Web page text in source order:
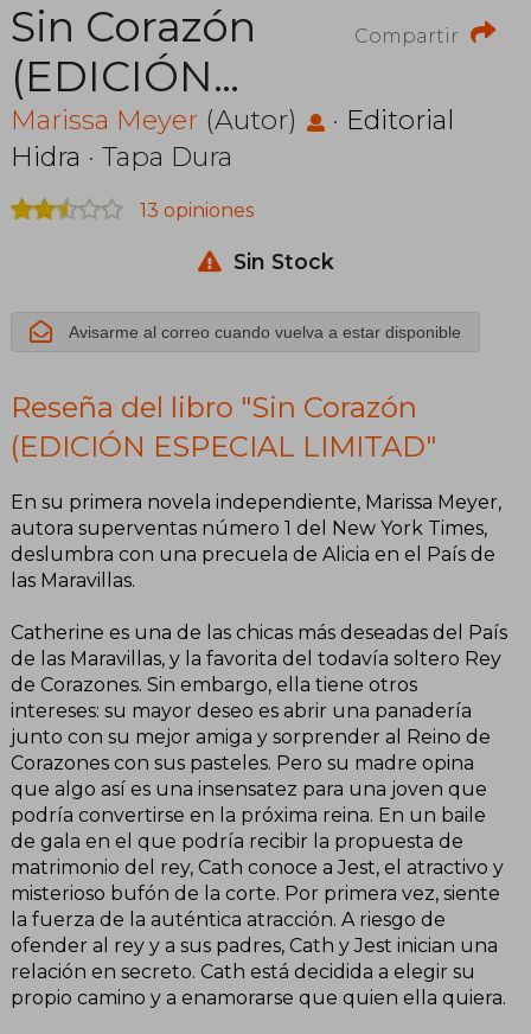
Compartir
Sin Corazón
(EDICIÓN
ESPECIAL
LIMITAD
Marissa Meyer (Autor) · Editorial
Hidra · Tapa Dura
13 opiniones
Sin Stock
Avisarme al correo cuando vuelva a estar disponible
Reseña del libro "Sin Corazón
(EDICIÓN ESPECIAL LIMITAD"
En su primera novela independiente, Marissa Meyer,
autora superventas número 1 del New York Times,
deslumbra con una precuela de Alicia en el País de
las Maravillas.
Catherine es una de las chicas más deseadas del País
de las Maravillas, y la favorita del todavía soltero Rey
de Corazones. Sin embargo, ella tiene otros
intereses: su mayor deseo es abrir una panadería
junto con su mejor amiga y sorprender al Reino de
Corazones con sus pasteles. Pero su madre opina
que algo así es una insensatez para una joven que
podría convertirse en la próxima reina. En un baile
de gala en el que podría recibir la propuesta de
matrimonio del rey, Cath conoce a Jest, el atractivo y
misterioso bufón de la corte. Por primera vez, siente
la fuerza de la auténtica atracción. A riesgo de
ofender al rey y a sus padres, Cath y Jest inician una
relación en secreto. Cath está decidida a elegir su
propio camino y a enamorarse que quien ella quiera.